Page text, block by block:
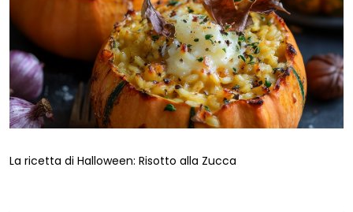
La ricetta di Halloween: Risotto alla Zucca